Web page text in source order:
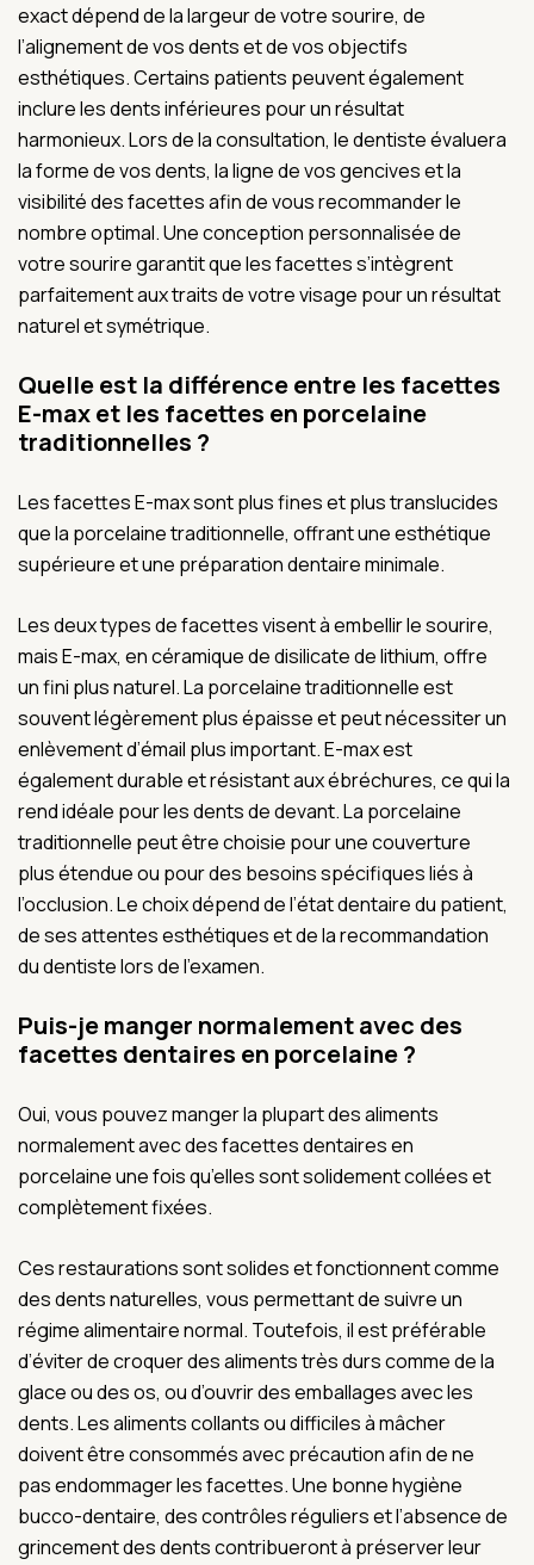
exact dépend de la largeur de votre sourire, de
l’alignement de vos dents et de vos objectifs
esthétiques. Certains patients peuvent également
inclure les dents inférieures pour un résultat
harmonieux. Lors de la consultation, le dentiste évaluera
la forme de vos dents, la ligne de vos gencives et la
visibilité des facettes afin de vous recommander le
nombre optimal. Une conception personnalisée de
votre sourire garantit que les facettes s’intègrent
parfaitement aux traits de votre visage pour un résultat
naturel et symétrique.
Quelle est la différence entre les facettes
E-max et les facettes en porcelaine
traditionnelles ?
Les facettes E-max sont plus fines et plus translucides
que la porcelaine traditionnelle, offrant une esthétique
supérieure et une préparation dentaire minimale.
Les deux types de facettes visent à embellir le sourire,
mais E-max, en céramique de disilicate de lithium, offre
un fini plus naturel. La porcelaine traditionnelle est
souvent légèrement plus épaisse et peut nécessiter un
enlèvement d’émail plus important. E-max est
également durable et résistant aux ébréchures, ce qui la
rend idéale pour les dents de devant. La porcelaine
traditionnelle peut être choisie pour une couverture
plus étendue ou pour des besoins spécifiques liés à
l’occlusion. Le choix dépend de l’état dentaire du patient,
de ses attentes esthétiques et de la recommandation
du dentiste lors de l’examen.
Puis-je manger normalement avec des
facettes dentaires en porcelaine ?
Oui, vous pouvez manger la plupart des aliments
normalement avec des facettes dentaires en
porcelaine une fois qu’elles sont solidement collées et
complètement fixées.
Ces restaurations sont solides et fonctionnent comme
des dents naturelles, vous permettant de suivre un
régime alimentaire normal. Toutefois, il est préférable
d’éviter de croquer des aliments très durs comme de la
glace ou des os, ou d’ouvrir des emballages avec les
dents. Les aliments collants ou difficiles à mâcher
doivent être consommés avec précaution afin de ne
pas endommager les facettes. Une bonne hygiène
bucco-dentaire, des contrôles réguliers et l’absence de
grincement des dents contribueront à préserver leur